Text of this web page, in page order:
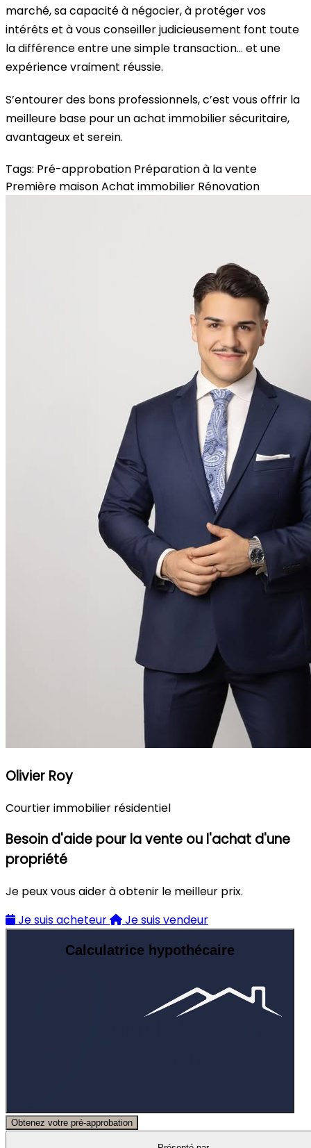
marché, sa capacité à négocier, à protéger vos
intérêts et à vous conseiller judicieusement font toute
la différence entre une simple transaction… et une
expérience vraiment réussie.
S’entourer des bons professionnels, c’est vous offrir la
meilleure base pour un achat immobilier sécuritaire,
avantageux et serein.
Tags: Pré-approbation Préparation à la vente
Première maisonAchat immobilier Rénovation
Olivier Roy
Courtier immobilier résidentiel
Besoin d'aide pour la vente ou l'achat d'une
propriété
Je peux vous aider à obtenir le meilleur prix.
Je suis acheteur
Je suis vendeur
Calculatrice hypothécaire
Obtenez votre pré-approbation